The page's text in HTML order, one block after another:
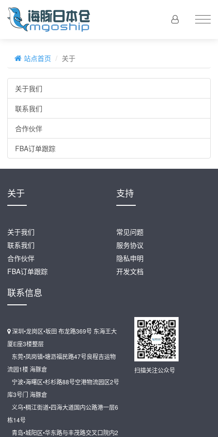
站点首页 关于
关于我们
联系我们
合作伙伴
FBA订单跟踪
关于
关于我们
联系我们
合作伙伴
FBA订单跟踪
支持
常见问题
服务协议
隐私申明
开发文档
联系信息
深圳•龙岗区•坂田 布龙路369号 东海王大
厦E座3楼整层
东莞•凤岗镇•塘沥福民路47号良程吉运物
流园1楼 海豚倉
宁波•海曙区•杉杉路88号空港物流园区2号
库3号门 海豚倉
义乌•稠江街道•四海大道国内公路港一层6
栋14号
青岛•城阳区•华东路与丰茂路交叉口院内2
扫描关注公众号